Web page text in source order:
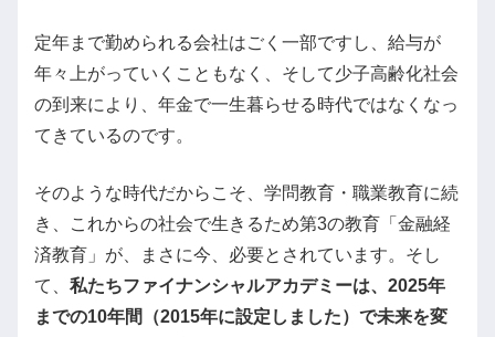
定年まで勤められる会社はごく一部ですし、給与が
年々上がっていくこともなく、そして少子高齢化社会
の到来により、年金で一生暮らせる時代ではなくなっ
てきているのです。
そのような時代だからこそ、学問教育・職業教育に続
き、これからの社会で生きるため第3の教育「金融経
済教育」が、まさに今、必要とされています。そし
て、 私たちファイナンシャルアカデミーは、2025年
までの10年間（2015年に設定しました）で未来を変